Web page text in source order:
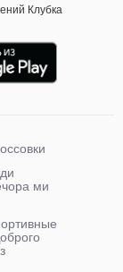
Клубка
ми